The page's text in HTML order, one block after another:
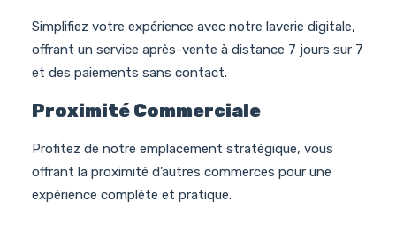
Simplifiez votre expérience avec notre laverie digitale,
offrant un service après-vente à distance 7 jours sur 7
et des paiements sans contact.
Proximité Commerciale
Profitez de notre emplacement stratégique, vous
offrant la proximité d’autres commerces pour une
expérience complète et pratique.